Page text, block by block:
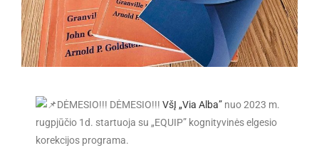
DĖMESIO!!! DĖMESIO!!! VšĮ „Via Alba” nuo 2023 m.
rugpjūčio 1d. startuoja su „EQUIP” kognityvinės elgesio
korekcijos programa.